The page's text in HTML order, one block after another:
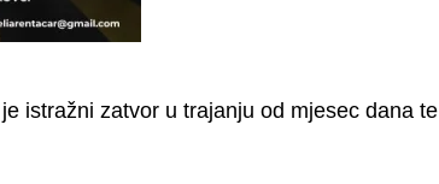
istražni zatvor u trajanju od mjesec dana te